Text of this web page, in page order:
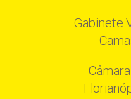
Gabinete